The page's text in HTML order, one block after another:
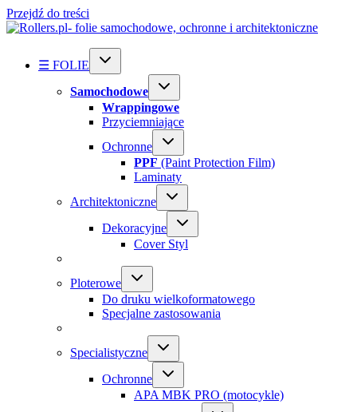
Przejdź do treści
☰ FOLIE
Samochodowe
Wrappingowe
Przyciemniające
Ochronne
PPF (Paint Protection Film)
Laminaty
Architektoniczne
Dekoracyjne
Cover Styl
Ploterowe
Do druku wielkoformatowego
Specjalne zastosowania
Specialistyczne
Ochronne
APA MBK PRO (motocykle)